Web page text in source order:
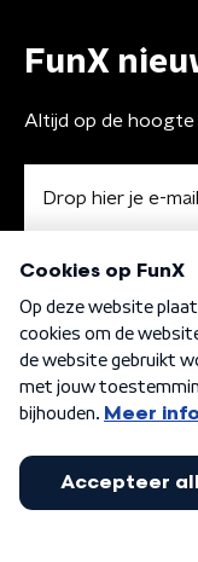
FunX
Altijd op de hoogte
Algemene